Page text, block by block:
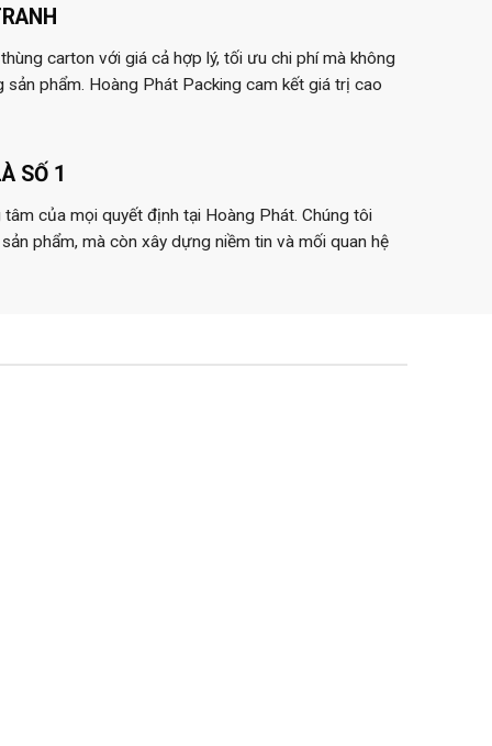
carton với giá cả hợp lý, tối ưu chi phí mà không
sản phẩm. Hoàng Phát Packing cam kết giá trị cao
SỐ 1
của mọi quyết định tại Hoàng Phát. Chúng tôi
phẩm, mà còn xây dựng niềm tin và mối quan hệ